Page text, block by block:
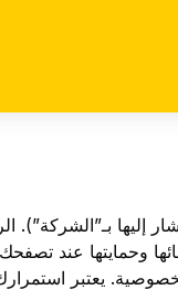
إليها
وحمايتها عند
يعتبر